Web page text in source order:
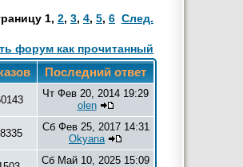
1, 2, 3, 4, 5, 6 След.
форум как прочитанный
Последний ответ
Чт Фев 20, 2014 19:29
olen
Сб Фев 25, 2017 14:31
Okyana
Сб Май 10, 2025 15:09